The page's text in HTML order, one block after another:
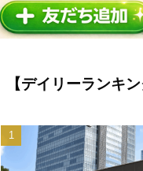
【デイリーランキン